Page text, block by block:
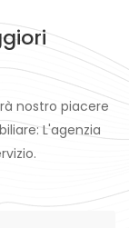
nostro piacere
L'agenzia